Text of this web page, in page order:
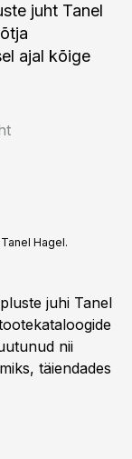
juht Tanel
ajal kõige
Hagel.
juhi Tanel
nii
täiendades